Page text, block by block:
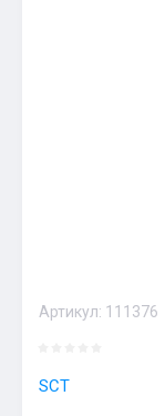
Артикул: 111376
SCT